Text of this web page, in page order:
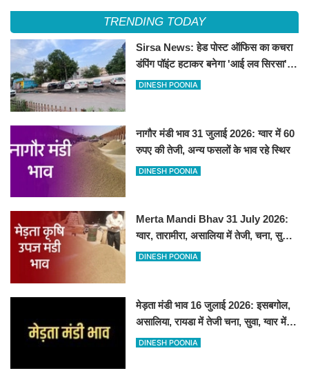
TRENDING TODAY
Sirsa News: हेड पोस्ट ऑफिस का कचरा
डंपिंग पॉइंट हटाकर बनेगा 'आई लव सिरसा'
सेल्फी पॉइंट
DINESH POONIA
नागौर मंडी भाव 31 जुलाई 2026: ग्वार में 60
रुपए की तेजी, अन्य फसलों के भाव रहे स्थिर
DINESH POONIA
Merta Mandi Bhav 31 July 2026:
ग्वार, तारामीरा, असालिया में तेजी, चना, सुवा,
रायड़ा मंदे बिके
DINESH POONIA
मेड़ता मंडी भाव 16 जुलाई 2026: इसबगोल,
असालिया, रायडा में तेजी चना, सुवा, ग्वार में
आई गिरावट
DINESH POONIA